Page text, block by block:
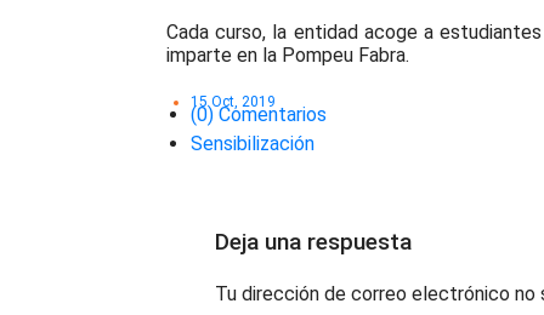
Cada curso, la entidad acoge a
imparte en la Pompeu Fabra.
15 Oct, 2019
(0) Comentarios
Sensibilización
Deja una respuesta
Tu dirección de correo electrónico no